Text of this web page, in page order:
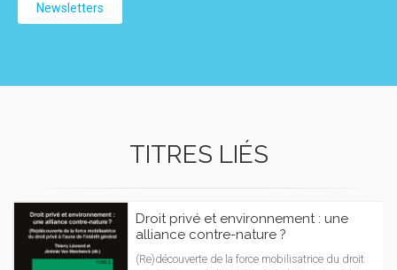
Newsletters
TITRES LIÉS
Droit privé et environnement : une
alliance contre-nature ?
(Re)découverte de la force mobilisatrice du droit